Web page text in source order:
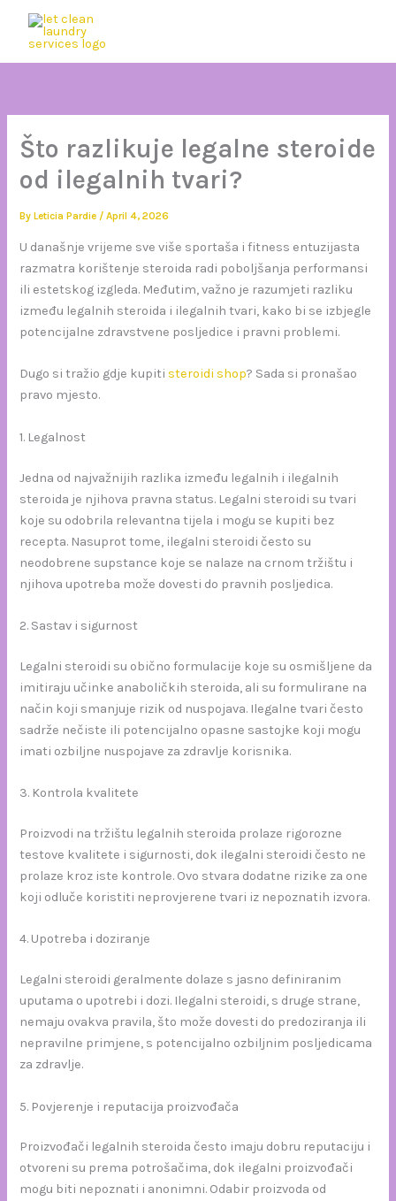
content
Što razlikuje legalne steroide
od ilegalnih tvari?
ByLeticia Pardie /April 4, 2026
U današnje vrijeme sve više sportaša i fitness entuzijasta
razmatra korištenje steroida radi poboljšanja performansi
ili estetskog izgleda. Međutim, važno je razumjeti razliku
između legalnih steroida i ilegalnih tvari, kako bi se izbjegle
potencijalne zdravstvene posljedice i pravni problemi.
Dugo si tražio gdje kupiti steroidi shop? Sada si pronašao
pravo mjesto.
1. Legalnost
Jedna od najvažnijih razlika između legalnih i ilegalnih
steroida je njihova pravna status. Legalni steroidi su tvari
koje su odobrila relevantna tijela i mogu se kupiti bez
recepta. Nasuprot tome, ilegalni steroidi često su
neodobrene supstance koje se nalaze na crnom tržištu i
njihova upotreba može dovesti do pravnih posljedica.
2. Sastav i sigurnost
Legalni steroidi su obično formulacije koje su osmišljene da
imitiraju učinke anaboličkih steroida, ali su formulirane na
način koji smanjuje rizik od nuspojava. Ilegalne tvari često
sadrže nečiste ili potencijalno opasne sastojke koji mogu
imati ozbiljne nuspojave za zdravlje korisnika.
3. Kontrola kvalitete
Proizvodi na tržištu legalnih steroida prolaze rigorozne
testove kvalitete i sigurnosti, dok ilegalni steroidi često ne
prolaze kroz iste kontrole. Ovo stvara dodatne rizike za one
koji odluče koristiti neprovjerene tvari iz nepoznatih izvora.
4. Upotreba i doziranje
Legalni steroidi geralmente dolaze s jasno definiranim
uputama o upotrebi i dozi. Ilegalni steroidi, s druge strane,
nemaju ovakva pravila, što može dovesti do predoziranja ili
nepravilne primjene, s potencijalno ozbiljnim posljedicama
za zdravlje.
5. Povjerenje i reputacija proizvođača
Proizvođači legalnih steroida često imaju dobru reputaciju i
otvoreni su prema potrošačima, dok ilegalni proizvođači
mogu biti nepoznati i anonimni. Odabir proizvoda od